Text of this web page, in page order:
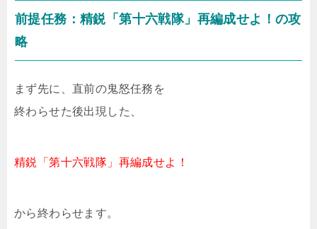
前提任務：精鋭「第十六戦隊」再編成せよ！の攻
略
まず先に、直前の鬼怒任務を
終わらせた後出現した、
精鋭「第十六戦隊」再編成せよ！
から終わらせます。